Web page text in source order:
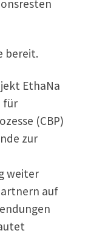
bereit.
EthaNa
für
(CBP)
zur
weiter
auf